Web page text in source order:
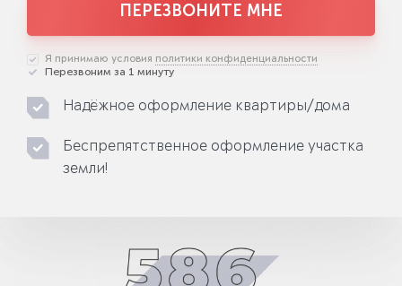
ПЕРЕЗВОНИТЕ МНЕ
Я принимаю условия политики конфиденциальности
Перезвоним за 1 минуту
Надёжное оформление квартиры/дома
Беспрепятственное оформление участка
земли!